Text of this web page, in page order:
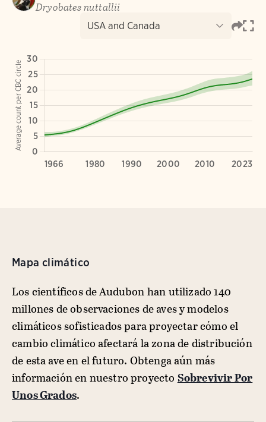
Mapa climático
Los científicos de Audubon han utilizado 140
millones de observaciones de aves y modelos
climáticos sofisticados para proyectar cómo el
cambio climático afectará la zona de distribución
de esta ave en el futuro. Obtenga aún más
información en nuestro proyecto Sobrevivir Por
Unos Grados.